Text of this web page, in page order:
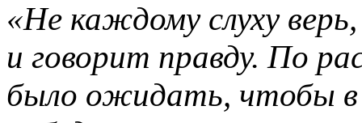
«Не каждому слуху
и говорит правду. По
было ожидать, чтобы в